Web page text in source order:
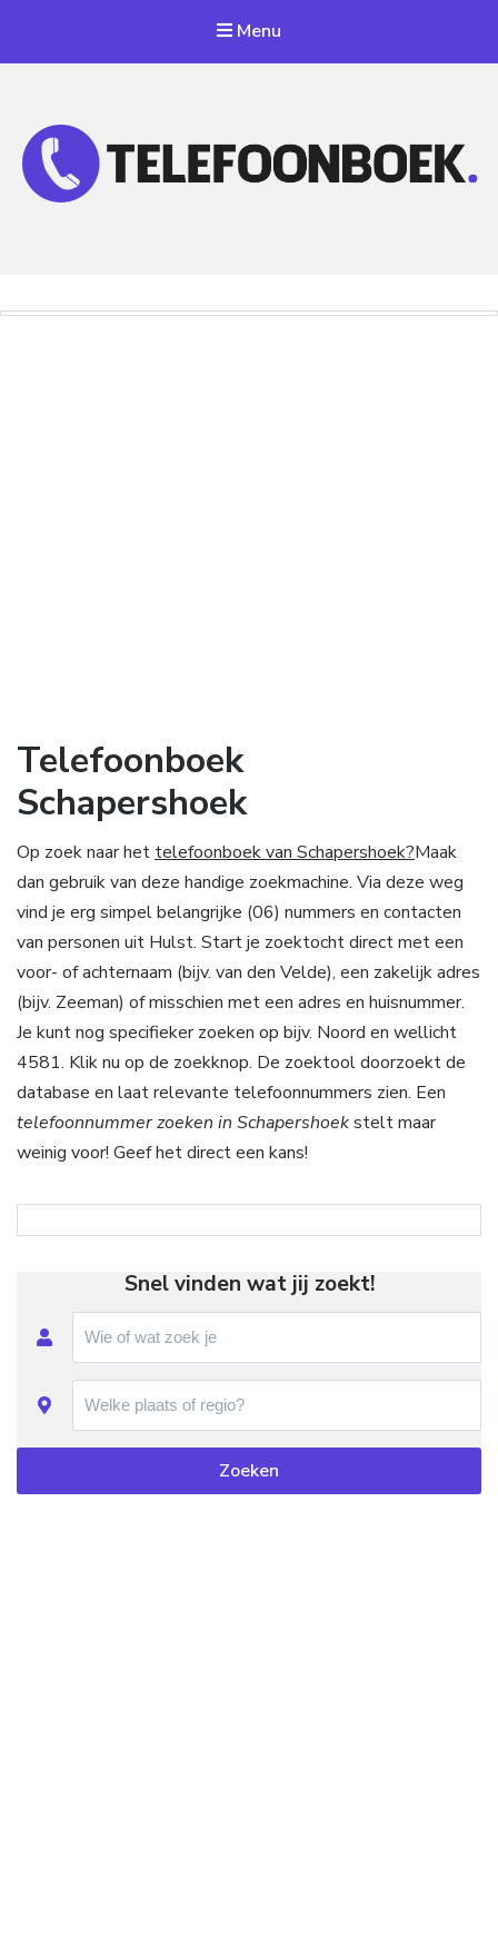
Menu
Telefoonboek
Schapershoek
Op zoek naar het telefoonboek van Schapershoek?Maak
dan gebruik van deze handige zoekmachine. Via deze weg
vind je erg simpel belangrijke (06) nummers en contacten
van personen uit Hulst. Start je zoektocht direct met een
voor- of achternaam (bijv. van den Velde), een zakelijk adres
(bijv. Zeeman) of misschien met een adres en huisnummer.
Je kunt nog specifieker zoeken op bijv. Noord en wellicht
4581. Klik nu op de zoekknop. De zoektool doorzoekt de
database en laat relevante telefoonnummers zien. Een
telefoonnummer zoeken in Schapershoekstelt maar
weinig voor! Geef het direct een kans!
Snel vinden wat jij zoekt!